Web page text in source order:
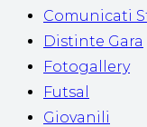
Comunicati
Distinte Gara
Fotogallery
Futsal
Giovanili